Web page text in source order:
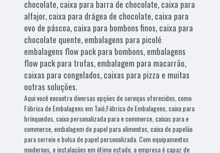
chocolate, caixa para barra de chocolate, caixa para
alfajor, caixa para drágea de chocolate, caixa para
ovo de páscoa, caixa para bombons finos, caixa para
chocolate quente, embalagens para picolé
embalagens flow pack para bombons, embalagens
flow pack para trufas, embalagem para macarrão,
caixas para congelados, caixas para pizza e muitas
outras soluções.
Aqui você encontra diversas opções de serviços oferecidos, como
Fábrica de Embalagens em Taió,Fábrica de Embalagens, caixa para
brinquedos, caixa personalizada para e commerce, caixas para e
commerce, embalagem de papel para alimentos, caixa de papelão
para correio e bolsa de papel personalizada. Com equipamentos
modernos, e instalações em ótimo estado, a empresa é capaz de